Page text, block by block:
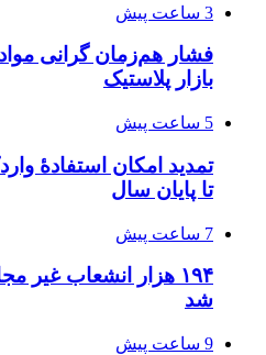
3 ساعت پیش
فشار هم‌زمان گرانی مواد
بازار پلاستیک
5 ساعت پیش
تمدید امکان استفادۀ
تا پایان سال
7 ساعت پیش
۱۹۴ هزار انشعاب
شد
9 ساعت پیش